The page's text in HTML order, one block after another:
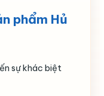
phẩm Hủ
sự khác biệt